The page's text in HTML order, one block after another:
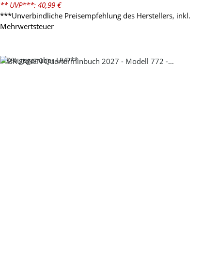
** UVP***: 40,99 €
***Unverbindliche Preisempfehlung des Herstellers, inkl.
Mehrwertsteuer
-20%gegenüber UVP**